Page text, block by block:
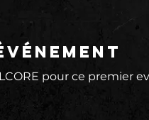
pour ce premier